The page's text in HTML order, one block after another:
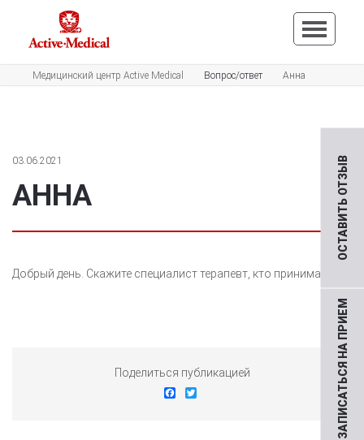
ЗАПИСАТЬСЯ НА ПРИЕМ
ОСТАВИТЬ ОТЗЫВ
Медицинский центр Active Medical Вопрос/ответ Анна
03.06.2021
АННА
Добрый день. Скажите специалист терапевт, кто принимает?
Поделиться публикацией
Facebook